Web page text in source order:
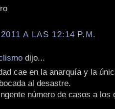
A LAS 12:14 P.M.
dijo...
cae en la anarquía y la
al desastre.
número de casos a los